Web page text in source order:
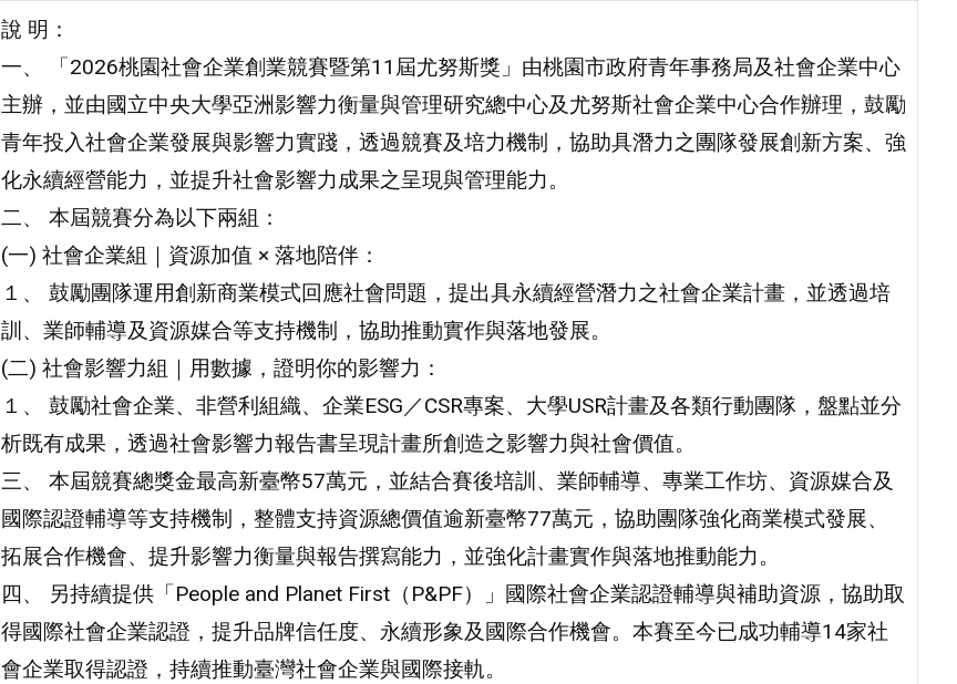
說 明：
一、 「2026桃園社會企業創業競賽暨第11屆尤努斯獎」由桃園市政府青年事務局及社會企業中心
主辦，並由國立中央大學亞洲影響力衡量與管理研究總中心及尤努斯社會企業中心合作辦理，鼓勵
青年投入社會企業發展與影響力實踐，透過競賽及培力機制，協助具潛力之團隊發展創新方案、強
化永續經營能力，並提升社會影響力成果之呈現與管理能力。
二、 本屆競賽分為以下兩組：
(一) 社會企業組｜資源加值 × 落地陪伴：
１、 鼓勵團隊運用創新商業模式回應社會問題，提出具永續經營潛力之社會企業計畫，並透過培
訓、業師輔導及資源媒合等支持機制，協助推動實作與落地發展。
(二) 社會影響力組｜用數據，證明你的影響力：
１、 鼓勵社會企業、非營利組織、企業ESG／CSR專案、大學USR計畫及各類行動團隊，盤點並分
析既有成果，透過社會影響力報告書呈現計畫所創造之影響力與社會價值。
三、 本屆競賽總獎金最高新臺幣57萬元，並結合賽後培訓、業師輔導、專業工作坊、資源媒合及
國際認證輔導等支持機制，整體支持資源總價值逾新臺幣77萬元，協助團隊強化商業模式發展、
拓展合作機會、提升影響力衡量與報告撰寫能力，並強化計畫實作與落地推動能力。
四、 另持續提供「People and Planet First（P&PF）」國際社會企業認證輔導與補助資源，協助取
得國際社會企業認證，提升品牌信任度、永續形象及國際合作機會。本賽至今已成功輔導14家社
會企業取得認證，持續推動臺灣社會企業與國際接軌。